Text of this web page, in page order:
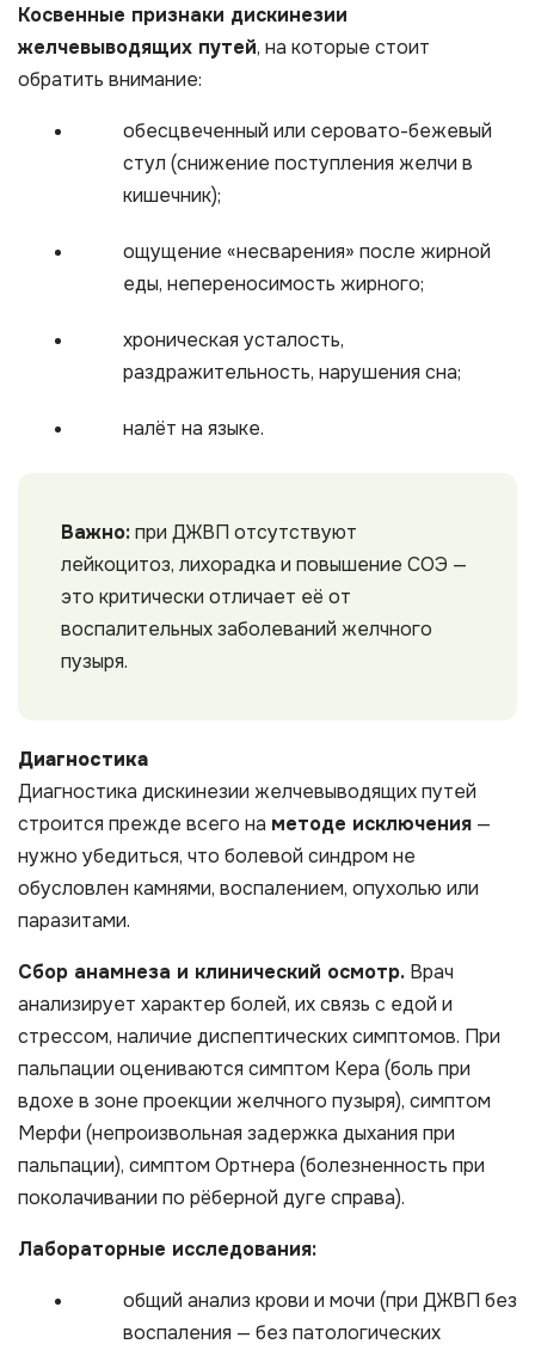
Косвенные признаки дискинезии
желчевыводящих путей, на которые стоит
обратить внимание:
обесцвеченный или серовато-бежевый
стул (снижение поступления желчи в
кишечник);
ощущение «несварения» после жирной
еды, непереносимость жирного;
хроническая усталость,
раздражительность, нарушения сна;
налёт на языке.
Важно:при ДЖВП отсутствуют
лейкоцитоз, лихорадка и повышение СОЭ —
это критически отличает её от
воспалительных заболеваний желчного
пузыря.
Диагностика
Диагностика дискинезии желчевыводящих путей
строится прежде всего на методе исключения —
нужно убедиться, что болевой синдром не
обусловлен камнями, воспалением, опухолью или
паразитами.
Сбор анамнеза и клинический осмотр. Врач
анализирует характер болей, их связь с едой и
стрессом, наличие диспептических симптомов. При
пальпации оцениваются симптом Кера (боль при
вдохе в зоне проекции желчного пузыря), симптом
Мерфи (непроизвольная задержка дыхания при
пальпации), симптом Ортнера (болезненность при
поколачивании по рёберной дуге справа).
Лабораторные исследования:
общий анализ крови и мочи (при ДЖВП без
воспаления — без патологических